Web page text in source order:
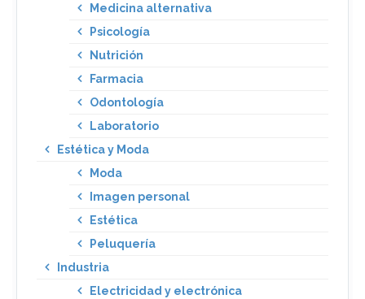
Medicina alternativa
Psicología
Nutrición
Farmacia
Odontología
Laboratorio
Estética y Moda
Moda
Imagen personal
Estética
Peluquería
Industria
Electricidad y electrónica